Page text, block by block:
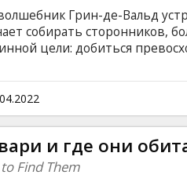
Грин-де-Вальд
собирать сторонников,
цели: добиться
Альбус Дамблдор
который
ему грозит. Фильм на
языках. Сеансы в
и где они
Find Them